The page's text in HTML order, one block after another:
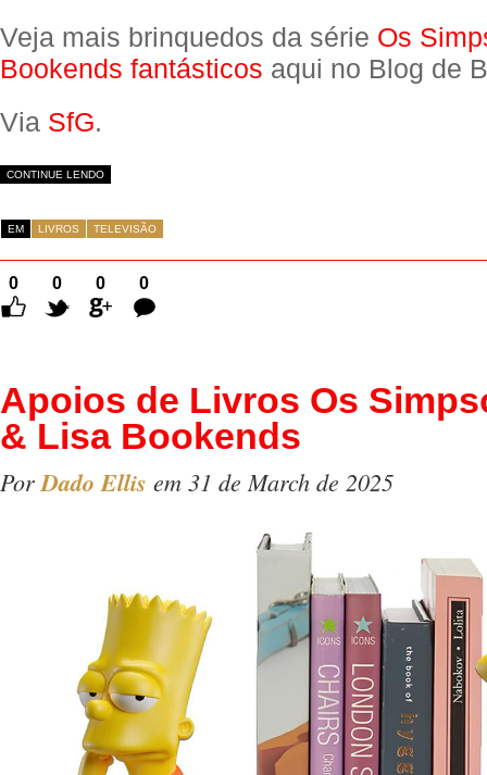
Veja mais brinquedos da série Os
Bookends fantásticos aqui no Blog de
Via SfG.
CONTINUE LENDO
EM LIVROS TELEVISÃO
0 0 0
0
Comentários
Apoios de Livros Os
& Lisa Bookends
PorDado Ellis em 31 de March de 2025